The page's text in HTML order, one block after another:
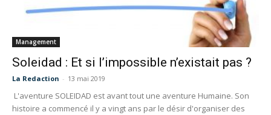
Management
Soleidad : Et si l’impossible n’existait pas ?
La Redaction - 13 mai 2019
L'aventure SOLEIDAD est avant tout une aventure Humaine. Son
histoire a commencé il y a vingt ans par le désir d'organiser des